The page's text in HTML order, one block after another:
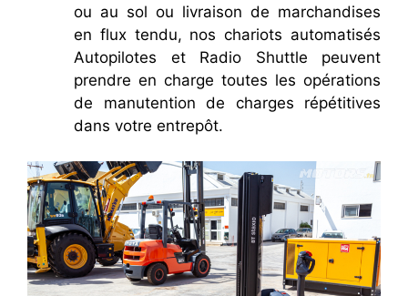
ou au sol ou livraison de marchandises
en flux tendu, nos chariots automatisés
Autopilotes et Radio Shuttle peuvent
prendre en charge toutes les opérations
de manutention de charges répétitives
dans votre entrepôt.